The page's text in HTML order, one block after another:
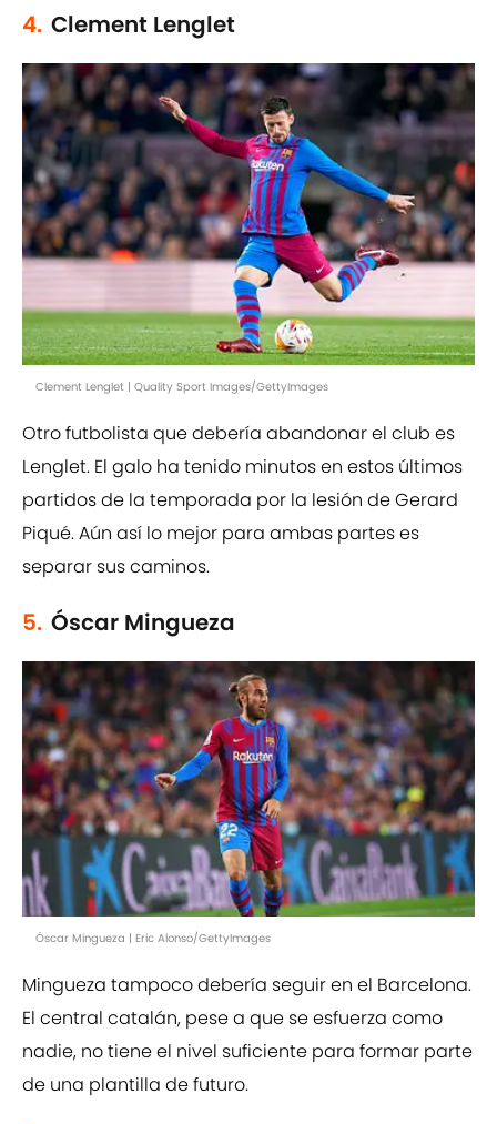
4. Clement Lenglet
Clement Lenglet | Quality Sport Images/GettyImages
Otro futbolista que debería abandonar el club es
Lenglet. El galo ha tenido minutos en estos últimos
partidos de la temporada por la lesión de Gerard
Piqué. Aún así lo mejor para ambas partes es
separar sus caminos.
5. Óscar Mingueza
Óscar Mingueza | Eric Alonso/GettyImages
Mingueza tampoco debería seguir en el Barcelona.
El central catalán, pese a que se esfuerza como
nadie, no tiene el nivel suficiente para formar parte
de una plantilla de futuro.